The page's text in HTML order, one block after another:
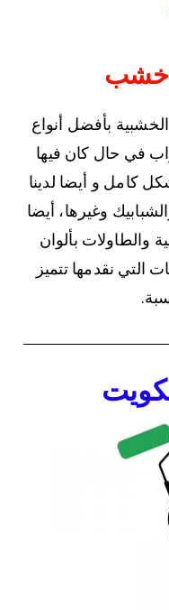
خشب
بأفضل أنواع
في حال كان فيها
كامل و أيضا لدينا
وغيرها، أيضا
والطاولات بألوان
نقدمها تتميز